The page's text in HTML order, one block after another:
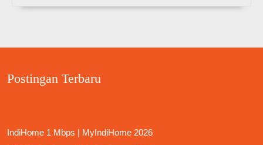
Postingan Terbaru
IndiHome 1 Mbps | MyIndiHome 2026